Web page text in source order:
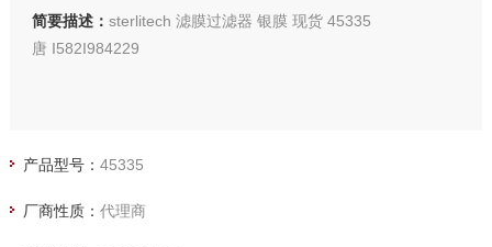
简要描述： sterlitech 滤膜过滤器 银膜 现货 45335
唐 I582I984229
产品型号： 45335
厂商性质： 代理商